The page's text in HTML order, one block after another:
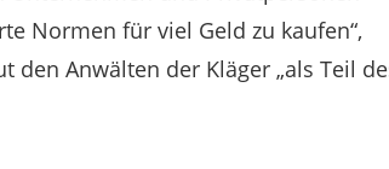
Normen für viel Geld zu kaufen“,
Anwälten der Kläger „als Teil